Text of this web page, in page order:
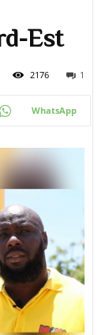
Est
1
2176
WhatsApp